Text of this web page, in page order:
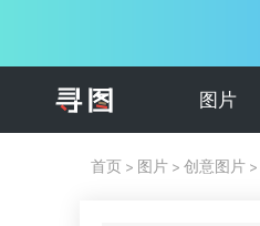
图片
首页 > 图片 > 创意图片 >